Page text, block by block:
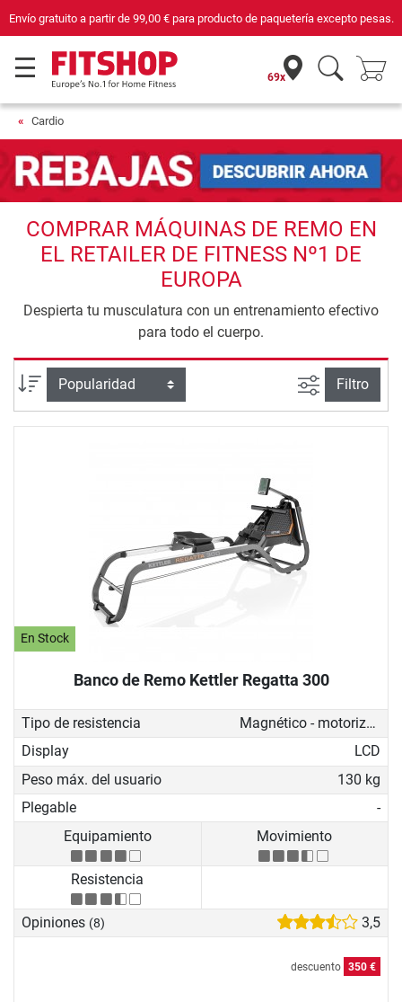
Compra con seguridad en Fitshop, comercio con sello de Confianza Online.
69x
Cardio
COMPRAR MÁQUINAS DE REMO EN
EL RETAILER DE FITNESS Nº1 DE
EUROPA
Despierta tu musculatura con un entrenamiento efectivo
para todo el cuerpo.
Ordenar por Busqueda
Filtro
En Stock
Banco de Remo Kettler Regatta 300
Tipo de resistencia
Magnético - motorizado
Display
LCD
Peso máx. del usuario
130 kg
Plegable
-
Equipamiento
Movimiento
Resistencia
Opiniones (8) 3,5
descuento 350 €